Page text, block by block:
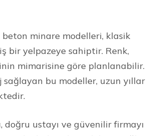
minare modelleri, klasik
bir yelpazeye sahiptir. Renk,
mimarisine göre planlanabilir.
sağlayan bu modeller, uzun yıllar
ustayı ve güvenilir firmayı